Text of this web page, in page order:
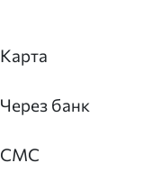
Карта
Через банк
СМС